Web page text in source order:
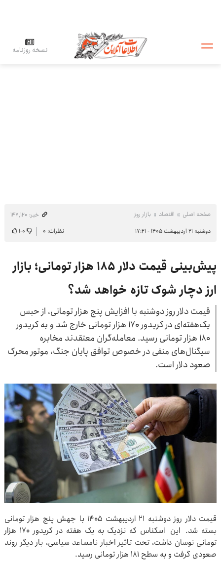
نسخه روزنامه
صفحه اصلی اقتصاد بازار روز
خبر: ۱۴۷٬۱۲۰
دوشنبه ۲۱ اردیبهشت ۱۴۰۵ - ۱۷:۲۱
نظرات: ۰ ۰-۱
پیش‌بینی قیمت دلار ۱۸۵ هزار تومانی؛ بازار
ارز دچار شوک تازه خواهد شد؟
قیمت دلار روز دوشنبه با افزایش پنج هزار تومانی، از حبس
یک‌هفته‌ای در کریدور ۱۷۰ هزار تومانی خارج شد و به کریدور
۱۸۰ هزار تومانی رسید. معامله‌گران معتقدند مخابره
سیگنال‌های منفی در خصوص توافق پایان جنگ، موتور محرک
صعود دلار است.
قیمت دلار روز دوشنبه ۲۱ اردیبهشت ۱۴۰۵ با جهش پنج هزار تومانی
بسته شد. این اسکناس که نزدیک به یک هفته در کریدور ۱۷۰ هزار
تومانی نوسان داشت، تحت تاثیر اخبار نامساعد سیاسی، بار دیگر روند
صعودی گرفت و به سطح ۱۸۱ هزار تومانی رسید.